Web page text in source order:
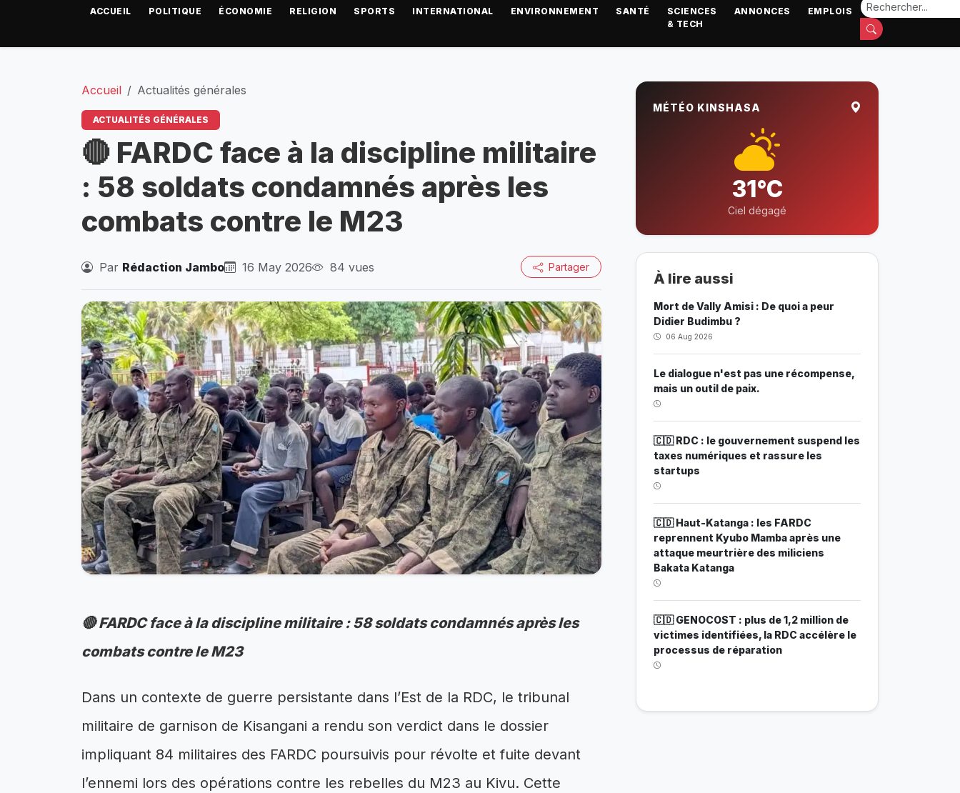
ACCUEIL POLITIQUE ÉCONOMIE RELIGION SPORTS INTERNATIONAL ENVIRONNEMENT SANTÉ
SCIENCES
& TECH
ANNONCES EMPLOIS
Accueil Actualités générales
ACTUALITÉS GÉNÉRALES
🔴 FARDC face à la discipline militaire
: 58 soldats condamnés après les
combats contre le M23
Par Rédaction Jambo 16 May 2026 84 vues Partager
🔴 FARDC face à la discipline militaire : 58 soldats condamnés après les
combats contre le M23
Dans un contexte de guerre persistante dans l’Est de la RDC, le tribunal
militaire de garnison de Kisangani a rendu son verdict dans le dossier
impliquant 84 militaires des FARDC poursuivis pour révolte et fuite devant
l’ennemi lors des opérations contre les rebelles du M23 au Kivu. Cette
MÉTÉO KINSHASA
31°C
Ciel dégagé
À lire aussi
Mort de Vally Amisi : De quoi a peur
Didier Budimbu ?
06 Aug 2026
Le dialogue n'est pas une récompense,
mais un outil de paix.
🇨🇩 RDC : le gouvernement suspend les
taxes numériques et rassure les
startups
🇨🇩 Haut-Katanga : les FARDC
reprennent Kyubo Mamba après une
attaque meurtrière des miliciens
Bakata Katanga
🇨🇩 GENOCOST : plus de 1,2 million de
victimes identifiées, la RDC accélère le
processus de réparation